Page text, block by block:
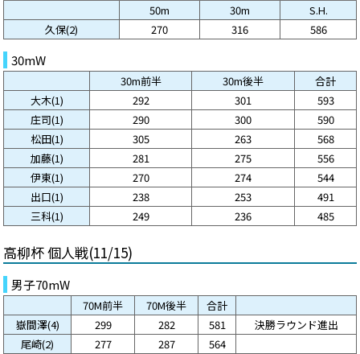
50m 30m
S.H.
久保(2)
270 316 586
30mW
30m前半 30m後半
合計
大木(1)
292 301
593
庄司(1)
290 300
590
松田(1)
305 263
568
加藤(1)
281 275
556
伊東(1)
270 274
544
出口(1)
238 253
491
三科(1)
249 236 485
高柳杯 個人戦(11/15)
男子70mW
70M前半 70M後半
合計
嶽間澤(4)
299 282 581
決勝ラウンド進出
尾崎(2)
277 287 564